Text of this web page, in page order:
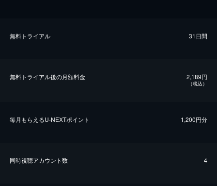
無料トライアル 31日間
無料トライアル後の⽉額料金 2,189円
（税込）
毎⽉もらえるU-NEXTポイント 1,200円分
同時視聴アカウント数 4